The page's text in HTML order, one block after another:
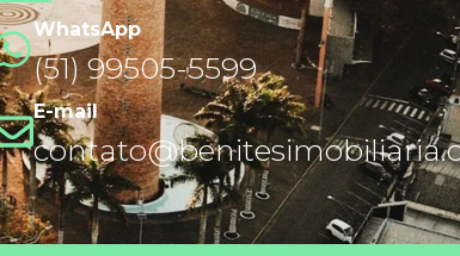
WhatsApp
(51) 99505-5599
E-mail